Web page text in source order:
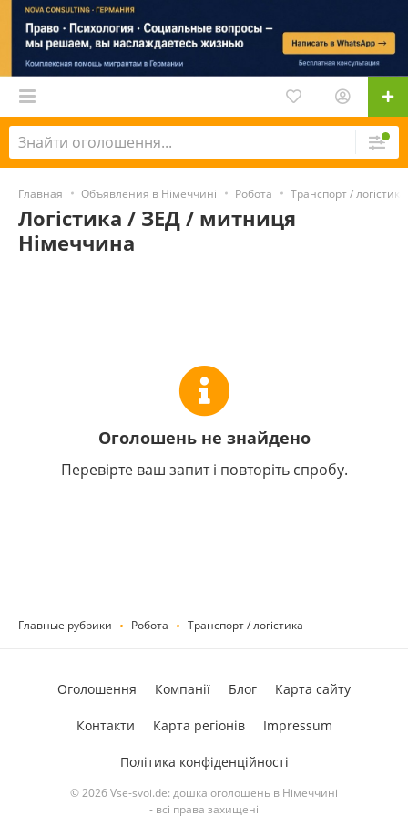
Главная Объявления в Німеччині Робота Транспорт / логістика
Логістика / ЗЕД / митниця
Німеччина
Оголошень не знайдено
Перевірте ваш запит і повторіть спробу.
Главные рубрики Робота Транспорт / логістика
© 2026 Vse-svoi.de: дошка оголошень в Німеччині
- всі права захищені
Оголошення Компанії Блог Карта сайту
Контакти Карта регіонів Impressum
Політика конфіденційності